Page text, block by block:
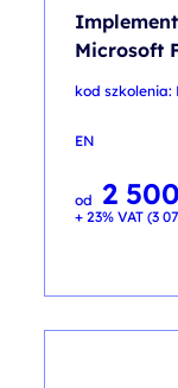
Microsoft
kod szkolenia:
EN
od 2
+ 23% VAT (3